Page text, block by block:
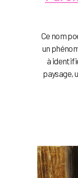
Ce nom
un
à
paysage,